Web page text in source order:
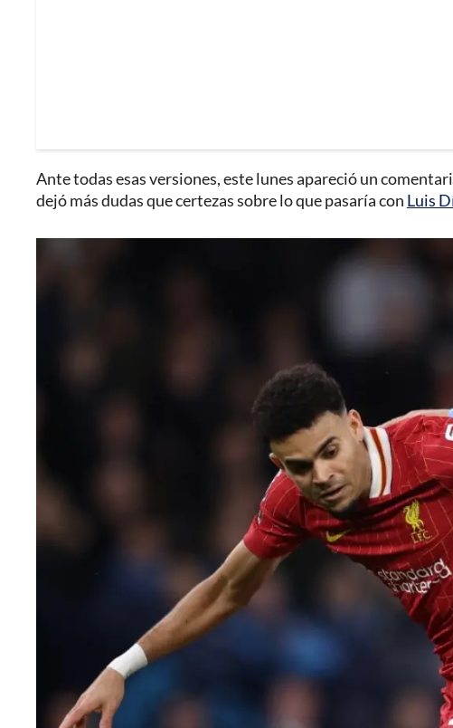
Ante todas esas versiones, este lunes apareció un
dejó más dudas que certezas sobre lo que pasaría con Luis